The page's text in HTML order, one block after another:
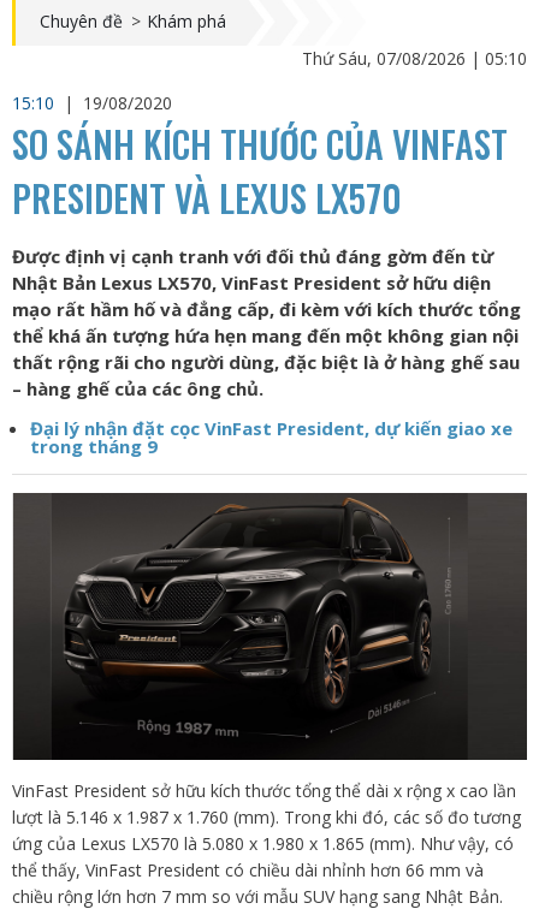
Chuyên đề > Khám phá
Thứ Sáu, 07/08/2026 | 05:10
15:10
| 19/08/2020
SO SÁNH KÍCH THƯỚC CỦA VINFAST
PRESIDENT VÀ LEXUS LX570
Được định vị cạnh tranh với đối thủ đáng gờm đến từ
Nhật Bản Lexus LX570, VinFast President sở hữu diện
mạo rất hầm hố và đẳng cấp, đi kèm với kích thước tổng
thể khá ấn tượng hứa hẹn mang đến một không gian nội
thất rộng rãi cho người dùng, đặc biệt là ở hàng ghế sau
– hàng ghế của các ông chủ.
Đại lý nhận đặt cọc VinFast President, dự kiến giao xe
trong tháng 9
VinFast President sở hữu kích thước tổng thể dài x rộng x cao lần
lượt là 5.146 x 1.987 x 1.760 (mm). Trong khi đó, các số đo tương
ứng của Lexus LX570 là 5.080 x 1.980 x 1.865 (mm). Như vậy, có
thể thấy, VinFast President có chiều dài nhỉnh hơn 66 mm và
chiều rộng lớn hơn 7 mm so với mẫu SUV hạng sang Nhật Bản.